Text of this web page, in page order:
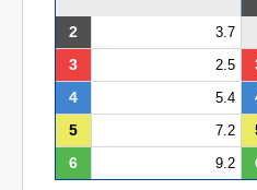
2 3.7
3 2.5
4 5.4
5
7.2
6
9.2